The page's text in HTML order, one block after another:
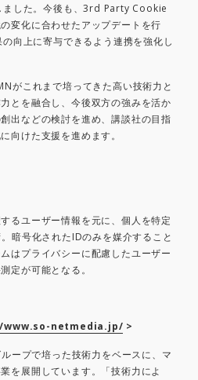
ました。今後も、3rd Party Cookie
変化に合わせたアップデートを行
向上に寄与できるよう連携を強化し
がこれまで培ってきた高い技術力と
とを融合し、今後双方の強みを活か
出などの検討を進め、講談社の目指
向けた支援を進めます。
るユーザー情報を元に、個人を特定
暗号化されたIDのみを媒介すること
はプライバシーに配慮したユーザー
定が可能となる。
netmedia.jp/ >
ープで培った技術力をベースに、マ
を展開しています。「技術力によ